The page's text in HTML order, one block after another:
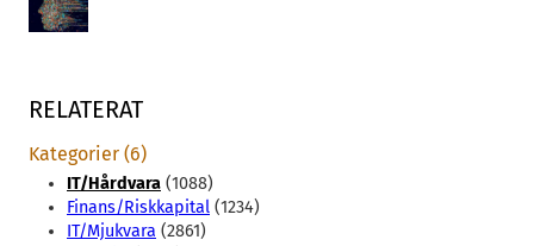
RELATERAT
Kategorier (6)
IT/Hårdvara (1088)
Finans/Riskkapital (1234)
IT/Mjukvara (2861)